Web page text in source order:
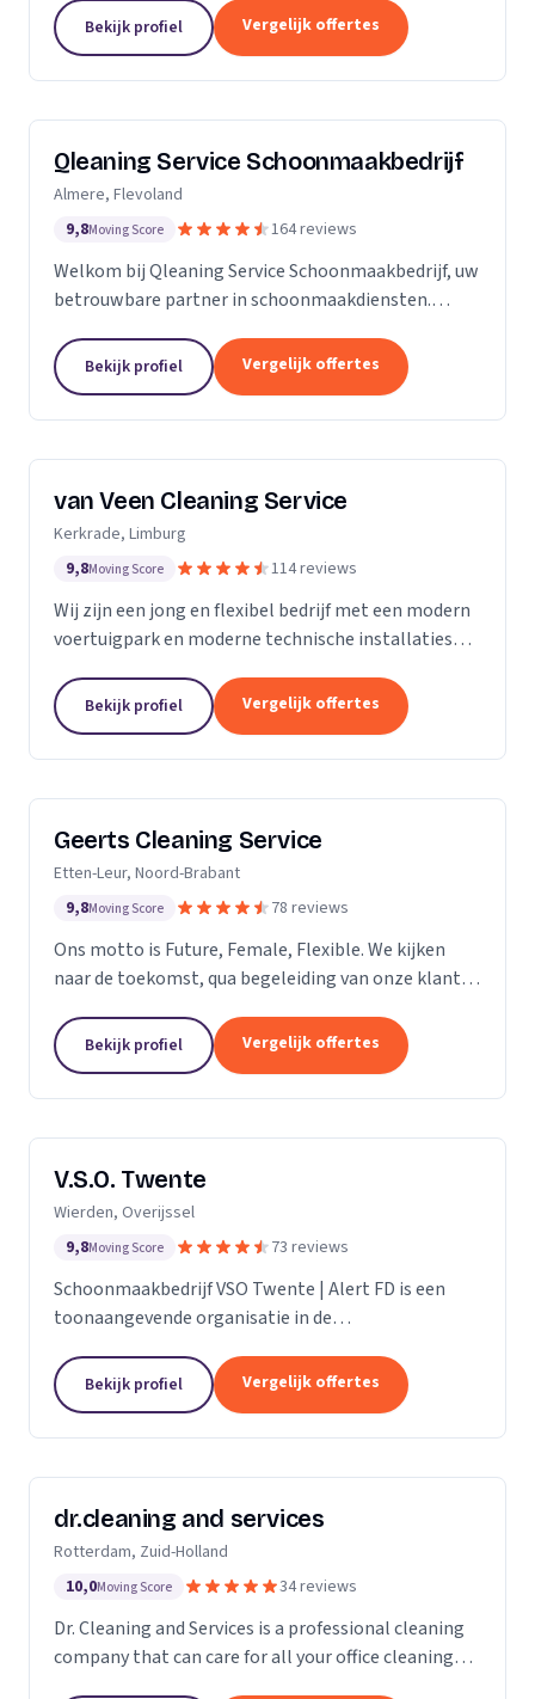
zijn Stel op Sprong gestart om mensen te helpen
en...
Bekijk profiel Vergelijk offertes
Qleaning Service Schoonmaakbedrijf
Almere, Flevoland
9,8Moving Score 164 reviews
Welkom bij Qleaning Service Schoonmaakbedrijf, uw
betrouwbare partner in schoonmaakdiensten.
ernaar om de standaard in schoonmaakexpertise
te...
Bekijk profiel Vergelijk offertes
van Veen Cleaning Service
Kerkrade, Limburg
9,8Moving Score 114 reviews
Wij zijn een jong en flexibel bedrijf met een modern
voertuigpark en moderne technische installaties
zowel voor Particulier als zakelijke klanten....
Bekijk profiel Vergelijk offertes
Geerts Cleaning Service
Etten-Leur, Noord-Brabant
9,8Moving Score 78 reviews
Ons motto is Future, Female, Flexible. We kijken
naar de toekomst, qua begeleiding van onze klanten
vrouwelijke ondernemers behandelen wij ons
personeel...
Bekijk profiel Vergelijk offertes
V.S.O. Twente
Wierden, Overijssel
9,8Moving Score 73 reviews
Schoonmaakbedrijf VSO Twente | Alert FD is een
toonaangevende organisatie in de
technieken en moderne machines, onderscheiden
we ons door het leveren van...
Bekijk profiel Vergelijk offertes
dr.cleaning and services
Rotterdam, Zuid-Holland
10,0Moving Score 34 reviews
Dr. Cleaning and Services is a professional cleaning
company that can care for all your office cleaning